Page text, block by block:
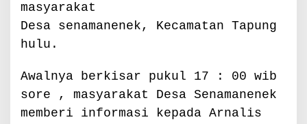
M
s
masyarakat
Desa senamanenek, Kecamatan Tapung
hulu.
Awalnya berkisar pukul 17 : 00 wib
sore , masyarakat Desa Senamanenek
memberi informasi kepada Arnalis